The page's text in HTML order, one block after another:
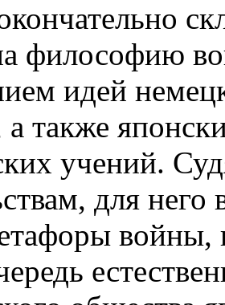
философию
идей
а также
учений.
для него
войны,